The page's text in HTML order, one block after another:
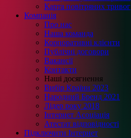
Карта повітряних тривог
Компанія
Про нас
Наша команда
Корпоративні клієнти
Публічні договори
Вакансії
Контакти
Наші досягнення
Вибір Країни 2023
Народний Бренд 2021
Лідер року 2018
Інтернет Асоціація
Атестат відповідності
Підключити Інтернет